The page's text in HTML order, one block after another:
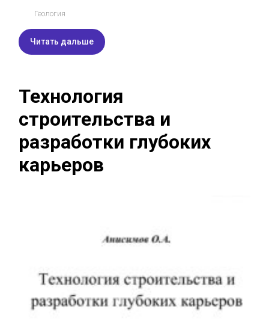
Геология
Читать дальше
Технология
строительства и
разработки глубоких
карьеров